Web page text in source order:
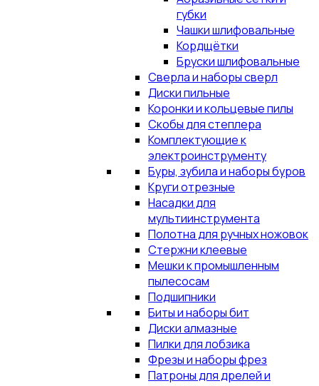
губки
Чашки шлифовальные
Кордщётки
Бруски шлифовальные
Сверла и наборы сверл
Диски пильные
Коронки и кольцевые пилы
Скобы для степлера
Комплектующие к
электроинструменту
Буры, зубила и наборы буров
Круги отрезные
Насадки для
мультиинструмента
Полотна для ручных ножовок
Стержни клеевые
Мешки к промышленным
пылесосам
Подшипники
Биты и наборы бит
Диски алмазные
Пилки для лобзика
Фрезы и наборы фрез
Патроны для дрелей и